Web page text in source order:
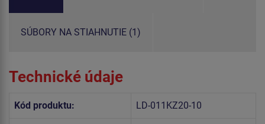
SÚBORY NA STIAHNUTIE (1)
Technické údaje
Kód produktu: LD-011KZ20-10